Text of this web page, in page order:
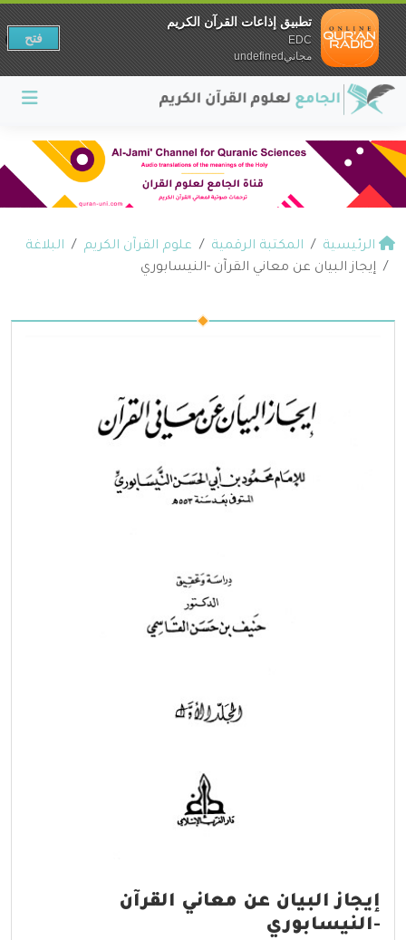
الرئيسية المكتبة الرقمية علوم القرآن الكريم
البلاغة
إيجاز البيان عن معاني القرآن -النيسابوري
إيجاز البيان عن معاني القرآن
-النيسابوري
تطبيق إذاعات القرآن الكريم
EDC
مجانيundefined
فتح